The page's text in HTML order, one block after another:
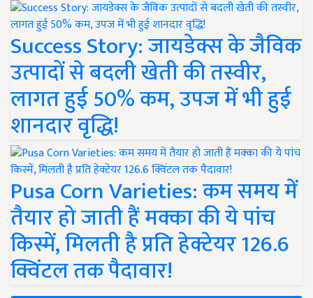
Success Story: जायडेक्स के जैविक
उत्पादों से बदली खेती की तस्वीर,
लागत हुई 50% कम, उपज में भी हुई
शानदार वृद्धि!
Pusa Corn Varieties: कम समय में
तैयार हो जाती हैं मक्का की ये पांच
किस्में, मिलती है प्रति हेक्टेयर 126.6
क्विंटल तक पैदावार!